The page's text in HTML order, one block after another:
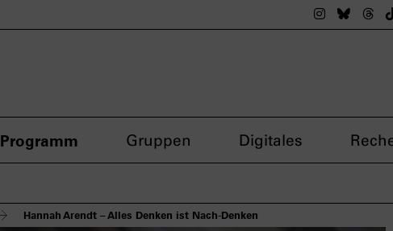
DasDas
Programm Gruppen Digitales
Hannah Arendt – Alles Denken ist Nach-Denken